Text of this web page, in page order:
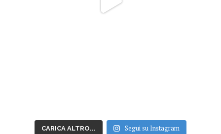
CARICA ALTRO... Segui su Instagram